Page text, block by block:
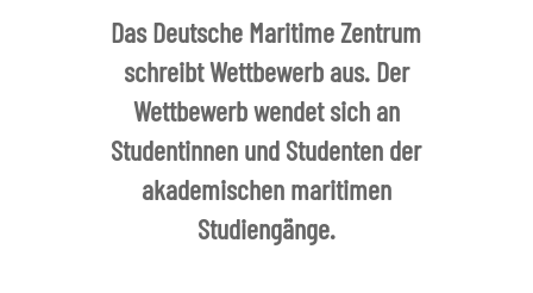
Das Deutsche Maritime Zentrum
schreibt Wettbewerb aus. Der
Wettbewerb wendet sich an
Studentinnen und Studenten der
akademischen maritimen
Studiengänge.